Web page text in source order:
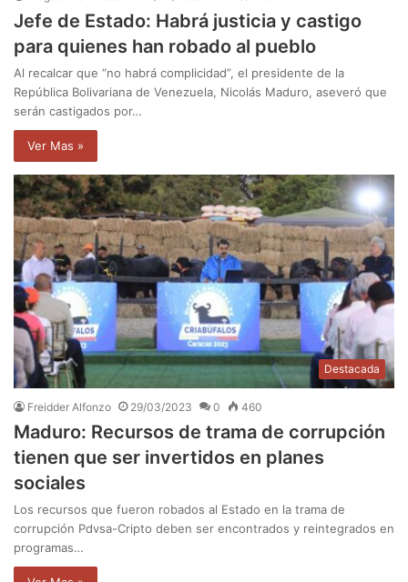
Jefe de Estado: Habrá justicia y castigo
para quienes han robado al pueblo
Al recalcar que “no habrá complicidad”, el presidente de la
República Bolivariana de Venezuela, Nicolás Maduro, aseveró que
serán castigados por…
Ver Mas »
Destacada
Freidder Alfonzo 29/03/2023 0 460
Maduro: Recursos de trama de corrupción
tienen que ser invertidos en planes
sociales
Los recursos que fueron robados al Estado en la trama de
corrupción Pdvsa-Cripto deben ser encontrados y reintegrados en
programas…